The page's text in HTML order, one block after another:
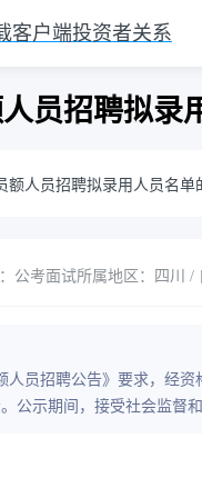
客户端投资者关系
员招聘拟录
额人员招聘拟录用人员名单
公考面试所属地区：四川 /
人员招聘公告》要求，经
公示期间，接受社会监督